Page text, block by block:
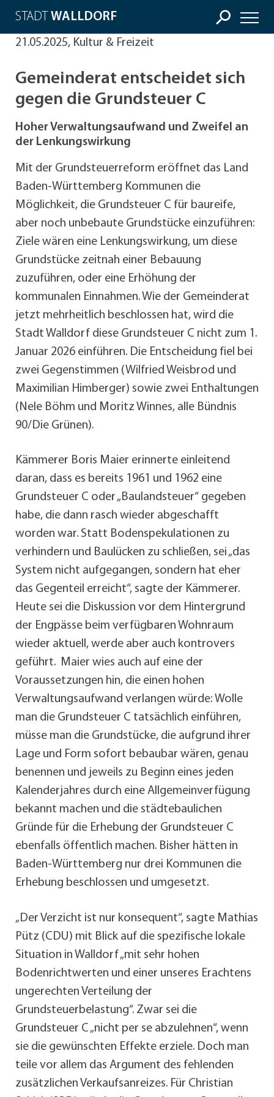
STADT WALLDORF
21.05.2025, Kultur & Freizeit
Gemeinderat entscheidet sich
gegen die Grundsteuer C
Hoher Verwaltungsaufwand und Zweifel an
der Lenkungswirkung
Mit der Grundsteuerreform eröffnet das Land
Baden-Württemberg Kommunen die
Möglichkeit, die Grundsteuer C für baureife,
aber noch unbebaute Grundstücke einzuführen:
Ziele wären eine Lenkungswirkung, um diese
Grundstücke zeitnah einer Bebauung
zuzuführen, oder eine Erhöhung der
kommunalen Einnahmen. Wie der Gemeinderat
jetzt mehrheitlich beschlossen hat, wird die
Stadt Walldorf diese Grundsteuer C nicht zum 1.
Januar 2026 einführen. Die Entscheidung fiel bei
zwei Gegenstimmen (Wilfried Weisbrod und
Maximilian Himberger) sowie zwei Enthaltungen
(Nele Böhm und Moritz Winnes, alle Bündnis
90/Die Grünen).
Kämmerer Boris Maier erinnerte einleitend
daran, dass es bereits 1961 und 1962 eine
Grundsteuer C oder „Baulandsteuer“ gegeben
habe, die dann rasch wieder abgeschafft
worden war. Statt Bodenspekulationen zu
verhindern und Baulücken zu schließen, sei „das
System nicht aufgegangen, sondern hat eher
das Gegenteil erreicht“, sagte der Kämmerer.
Heute sei die Diskussion vor dem Hintergrund
der Engpässe beim verfügbaren Wohnraum
wieder aktuell, werde aber auch kontrovers
geführt. Maier wies auch auf eine der
Voraussetzungen hin, die einen hohen
Verwaltungsaufwand verlangen würde: Wolle
man die Grundsteuer C tatsächlich einführen,
müsse man die Grundstücke, die aufgrund ihrer
Lage und Form sofort bebaubar wären, genau
benennen und jeweils zu Beginn eines jeden
Kalenderjahres durch eine Allgemeinverfügung
bekannt machen und die städtebaulichen
Gründe für die Erhebung der Grundsteuer C
ebenfalls öffentlich machen. Bisher hätten in
Baden-Württemberg nur drei Kommunen die
Erhebung beschlossen und umgesetzt.
„Der Verzicht ist nur konsequent“, sagte Mathias
Pütz (CDU) mit Blick auf die spezifische lokale
Situation in Walldorf „mit sehr hohen
Bodenrichtwerten und einer unseres Erachtens
ungerechten Verteilung der
Grundsteuerbelastung“. Zwar sei die
Grundsteuer C „nicht per se abzulehnen“, wenn
sie die gewünschten Effekte erziele. Doch man
teile vor allem das Argument des fehlenden
zusätzlichen Verkaufsanreizes. Für Christian